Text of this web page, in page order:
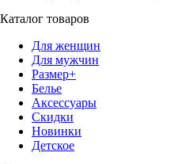
Каталог товаров
Для женщин
Для мужчин
Размер+
Белье
Аксессуары
Скидки
Новинки
Детское